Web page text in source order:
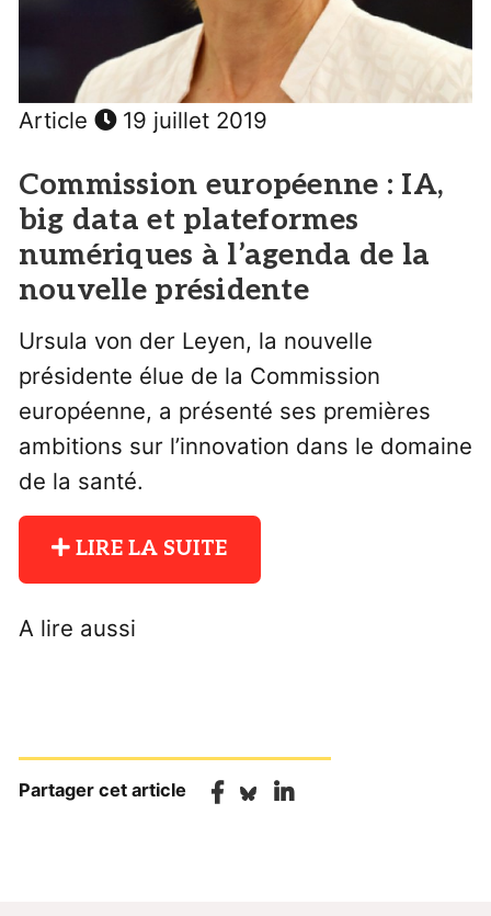
Article 19 juillet 2019
Commission européenne : IA,
big data et plateformes
numériques à l’agenda de la
nouvelle présidente
Ursula von der Leyen, la nouvelle
présidente élue de la Commission
européenne, a présenté ses premières
ambitions sur l’innovation dans le domaine
de la santé.
LIRE LA SUITE
A lire aussi
Partager cet article